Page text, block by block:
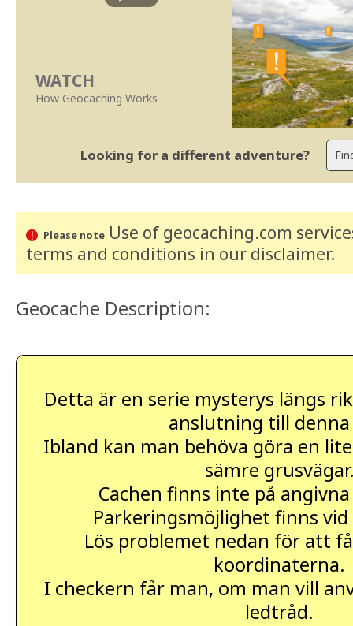
WATCH
How Geocaching Works
Looking for a different adventure?
Please noteUse of geocaching.com
terms and conditions in our disclaimer.
Geocache Description:
Detta är en serie mysterys längs
anslutning till denna
Ibland kan man behöva göra en
sämre
Cachen finns inte på
Parkeringsmöjlighet finns
Lös problemet nedan för att
koordinaterna.
I checkern får man, om man vill
ledtråd.